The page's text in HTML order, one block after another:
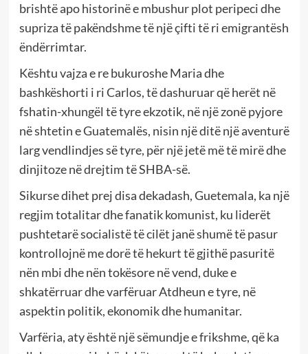
brishtë apo historinë e mbushur plot peripeci dhe
supriza të pakëndshme të një çifti të ri emigrantësh
ëndërrimtar.
Kështu vajza e re bukuroshe Maria dhe
bashkëshorti i ri Carlos, të dashuruar që herët në
fshatin-xhungël të tyre ekzotik, në një zonë pyjore
në shtetin e Guatemalës, nisin një ditë një aventurë
larg vendlindjes së tyre, për një jetë më të mirë dhe
dinjitoze në drejtim të SHBA-së.
Sikurse dihet prej disa dekadash, Guetemala, ka një
regjim totalitar dhe fanatik komunist, ku liderët
pushtetarë socialistë të cilët janë shumë të pasur
kontrollojnë me dorë të hekurt të gjithë pasuritë
nën mbi dhe nën tokësore në vend, duke e
shkatërruar dhe varfëruar Atdheun e tyre, në
aspektin politik, ekonomik dhe humanitar.
Varfëria, aty është një sëmundje e frikshme, që ka